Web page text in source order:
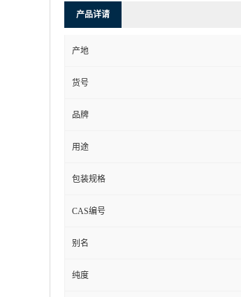
产品详请
产地
货号
品牌
用途
包装规格
CAS编号
别名
纯度